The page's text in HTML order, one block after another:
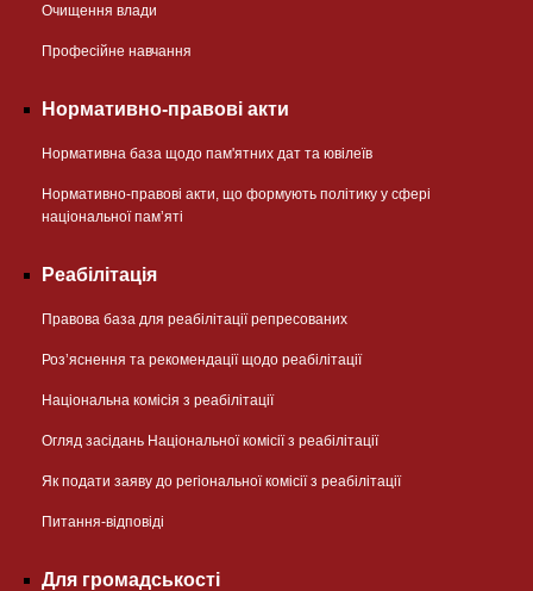
Очищення влади
Професійне навчання
Нормативно-правові акти
Нормативна база щодо пам'ятних дат та ювілеїв
Нормативно-правові акти, що формують політику у сфері
національної памʼяті
Реабілітація
Правова база для реабілітації репресованих
Розʼяснення та рекомендації щодо реабілітації
Національна комісія з реабілітації
Огляд засідань Національної комісії з реабілітації
Як подати заяву до регіональної комісії з реабілітації
Питання-відповіді
Для громадськості